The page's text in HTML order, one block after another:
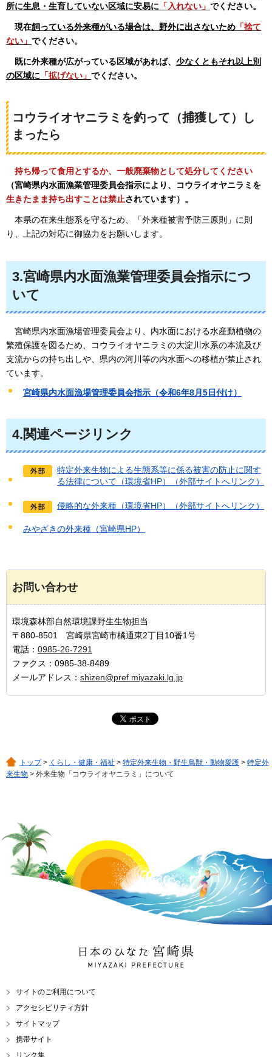
所に生息・生育していない区域に安易に 「入れない」 でください。
現在飼っている外来種がいる場合は、野外に出さないため 「捨て
ない」 でください。
既に外来種が広がっている区域があれば、 少なくともそれ以上別
の区域に 「拡げない」 でください。
コウライオヤニラミを釣って（捕獲して）し
まったら
持ち帰って食用とするか、一般廃棄物と して処分してください
（宮崎県内水面漁業管理委員会指示により、コウライオヤニラミを
生きたまま持ち出すことは禁止されています）。
本県の在来生態系を守るため、「外来種被害予防三原則」に則
り、上記の対応に御協力をお願いします。
3.宮崎県内水面漁業管理委員会指示につ
いて
宮崎県内水面漁場管理委員会より、内水面における水産動植物の
繁殖保護を図るため、コウライオヤニラミの大淀川水系の本流及び
支流からの持ち出しや、県内の河川等の内水面への移植が禁止され
ています。
宮崎県内水面漁場管理委員会指示（令和6年8月5日付け）
4.関連ページリンク
特定外来生物による生態系等に係る被害の防止に関す
る法律について（環境省HP）（外部サイトへリンク）
侵略的な外来種（環境省HP）（外部サイトへリンク）
みやざきの外来種（宮崎県HP）
お問い合わせ
環境森林部自然環境課野生生物担当
〒880-8501 宮崎県宮崎市橘通東2丁目10番1号
電話： 0985-26-7291
ファクス：0985-38-8489
メールアドレス： shizen@pref.miyazaki.lg.jp
トップ> くらし・健康・福祉 > 特定外来生物・野生鳥獣・動物愛護 > 特定外
来生物 > 外来生物「コウライオヤニラミ」について
日本のひなた 宮崎県
MIYAZAKI PREFECTURE
サイトのご利用について
アクセシビリティ方針
サイトマップ
携帯サイト